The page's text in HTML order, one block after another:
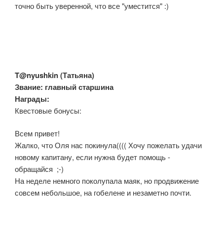
точно быть уверенной, что все "уместится" :)
T@nyushkin (Татьяна)
Звание: главный старшина
Награды:
Квестовые бонусы:
Всем привет!
Жалко, что Оля нас покинула(((( Хочу пожелать удачи
новому капитану, если нужна будет помощь -
обращайся ;-)
На неделе немного поколупала маяк, но продвижение
совсем небольшое, на гобелене и незаметно почти.